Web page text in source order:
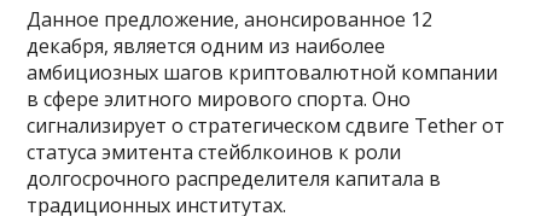
Данное предложение, анонсированное 12
декабря, является одним из наиболее
амбициозных шагов криптовалютной компании
в сфере элитного мирового спорта. Оно
сигнализирует о стратегическом сдвиге Tether от
статуса эмитента стейблкоинов к роли
долгосрочного распределителя капитала в
традиционных институтах.